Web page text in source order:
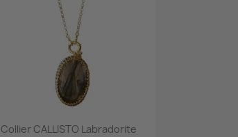
Aperçu rapide
Collier CALLISTO Labradorite